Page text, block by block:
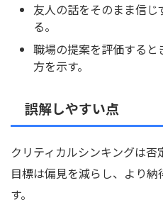
友人の話をそのまま信
る。
職場の提案を評価する
方を示す。
誤解しやすい点
クリティカルシンキングは否
目標は偏見を減らし、より
す。